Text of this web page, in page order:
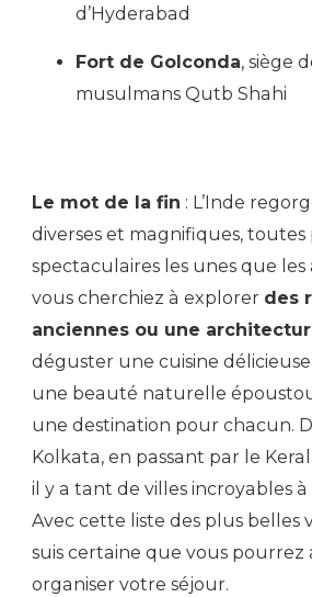
d’Hyderabad
Fort de Golconda, siège
musulmans Qutb Shahi
Le mot de la fin : L’Inde
diverses et magnifiques, toutes
spectaculaires les unes que les
vous cherchiez à explorer des
anciennes ou une
déguster une cuisine
une beauté naturelle
une destination pour chacun.
Kolkata, en passant par le
il y a tant de villes incroyables à
Avec cette liste des plus belles
suis certaine que vous pourrez
organiser votre séjour.